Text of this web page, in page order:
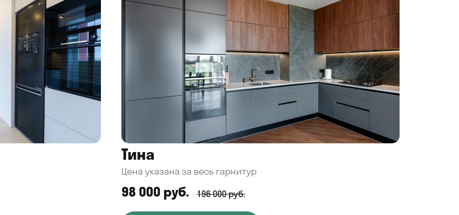
Тина
Цена указана за весь гарнитур
98 000 руб. 196 000 руб.